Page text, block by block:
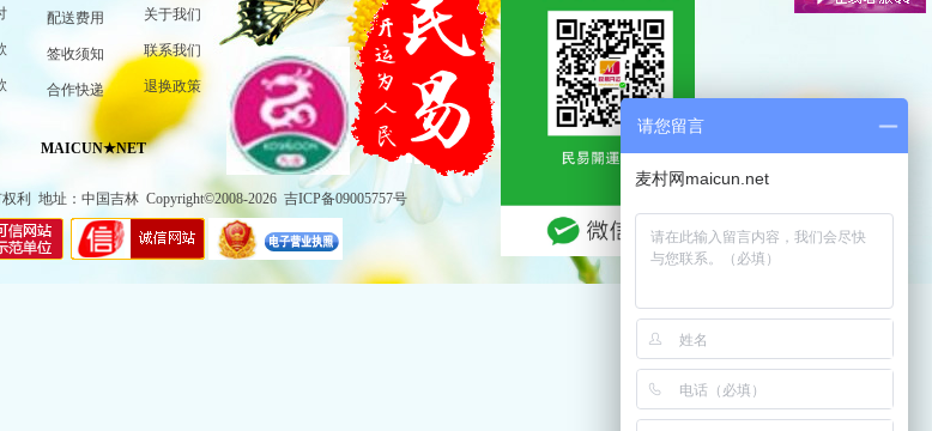
配送费用
签收须知
合作快递
关于我们
联系我们
退换政策
MAICUN★NET
利 地址 ： 中国吉林Copyright©2008-2026 吉ICP备09005757号
请您留言
麦村网maicun.net